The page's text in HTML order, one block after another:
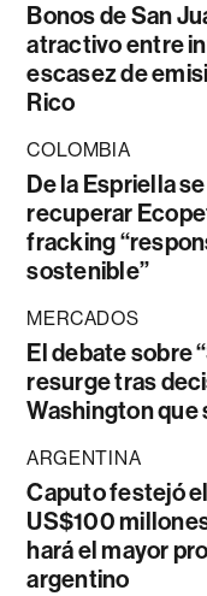
Bonos de San
atractivo entre
escasez de
Rico
COLOMBIA
De la Espriella
recuperar
fracking
sostenible”
MERCADOS
El debate sobre
resurge tras
Washington que
ARGENTINA
Caputo festejó
US$100
hará el mayor
argentino